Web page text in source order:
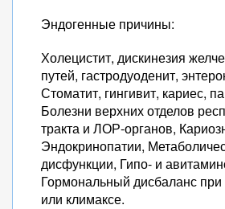
Эндогенные причины:
Холецистит, дискинезия
путей, гастродуоденит,
Стоматит, гингивит, кариес,
Болезни верхних отделов
тракта и ЛОР-органов,
Эндокринопатии,
дисфункции, Гипо- и
Гормональный дисбаланс
или климаксе.